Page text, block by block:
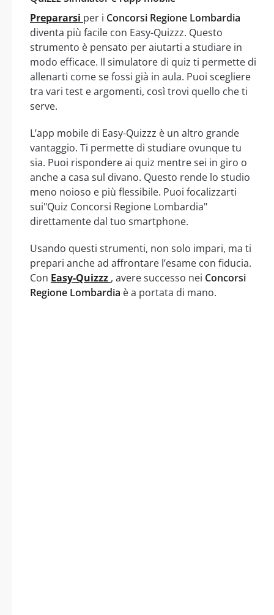
Prepararsi per i Concorsi Regione Lombardia
diventa più facile con Easy-Quizzz. Questo
strumento è pensato per aiutarti a studiare in
modo efficace. Il simulatore di quiz ti permette di
allenarti come se fossi già in aula. Puoi scegliere
tra vari test e argomenti, così trovi quello che ti
serve.
L’app mobile di Easy-Quizzz è un altro grande
vantaggio. Ti permette di studiare ovunque tu
sia. Puoi rispondere ai quiz mentre sei in giro o
anche a casa sul divano. Questo rende lo studio
meno noioso e più flessibile. Puoi focalizzarti
sui"Quiz Concorsi Regione Lombardia"
direttamente dal tuo smartphone.
Usando questi strumenti, non solo impari, ma ti
prepari anche ad affrontare l’esame con fiducia.
Con Easy-Quizzz , avere successo nei Concorsi
Regione Lombardia è a portata di mano.